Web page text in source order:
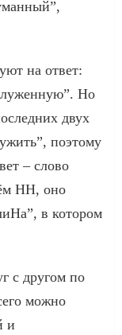
на ответ:
Но
двух
поэтому
– слово
НН, оно
в котором
с другом по
можно
и